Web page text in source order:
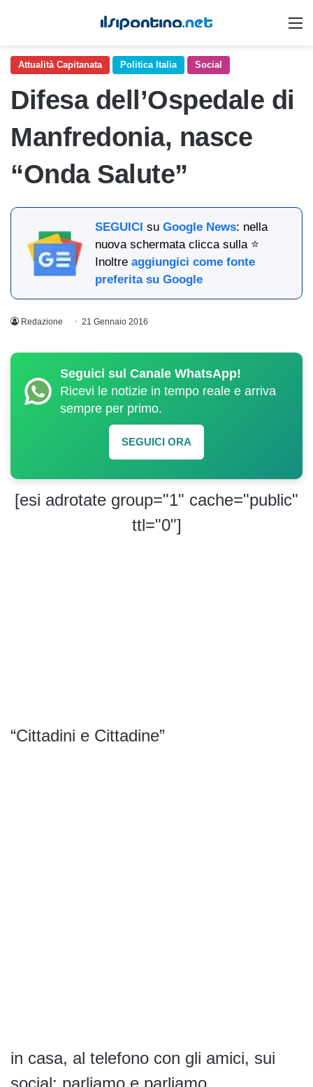
Attualità Capitanata Politica Italia Social
Difesa dell’Ospedale di
Manfredonia, nasce
“Onda Salute”
SEGUICI suGoogle News: nella
nuova schermata clicca sulla ⭐
Inoltreaggiungici come fonte
preferita su Google
Redazione 21 Gennaio 2016
Seguici sul Canale WhatsApp!
Ricevi le notizie in tempo reale e arriva
sempre per primo.
SEGUICI ORA
[esi adrotate group="1" cache="public"
ttl="0"]
“Cittadini e Cittadine”
in casa, al telefono con gli amici, sui